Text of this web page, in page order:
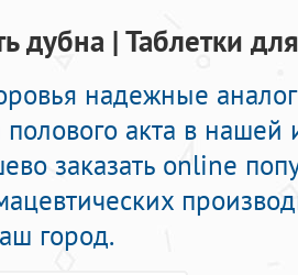
дубна | Таблетки
надежные
акта в нашей
заказать online
город.